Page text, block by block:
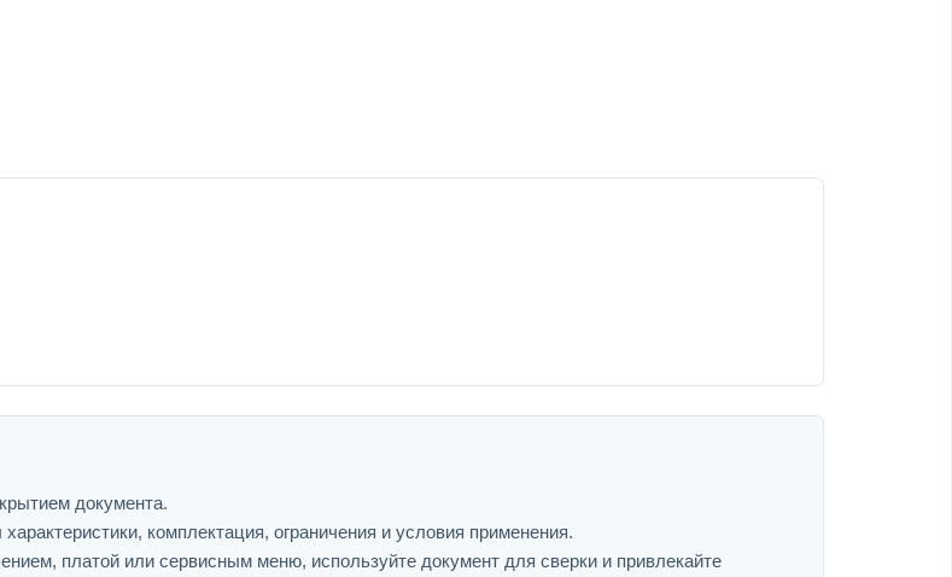
документа.
комплектация, ограничения и условия применения.
платой или сервисным меню, используйте документ для сверки и привлекайте